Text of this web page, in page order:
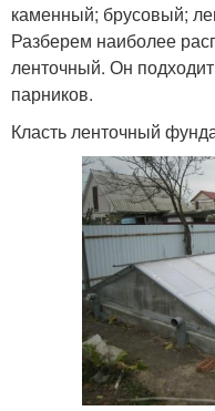
каменный; брусовый;
Разберем наиболее
ленточный. Он
парников.
Класть ленточный